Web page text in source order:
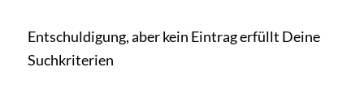
Entschuldigung, aber kein Eintrag erfüllt Deine
Suchkriterien